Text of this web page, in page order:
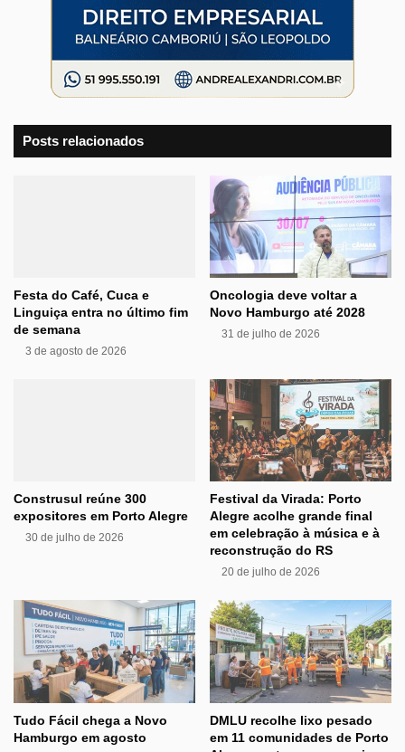
Posts relacionados
Festa do Café, Cuca e
Linguiça entra no último fim
de semana
3 de agosto de 2026
Oncologia deve voltar a
Novo Hamburgo até 2028
31 de julho de 2026
Construsul reúne 300
expositores em Porto Alegre
30 de julho de 2026
Festival da Virada: Porto
Alegre acolhe grande final
em celebração à música e à
reconstrução do RS
20 de julho de 2026
Tudo Fácil chega a Novo
Hamburgo em agosto
DMLU recolhe lixo pesado
em 11 comunidades de Porto